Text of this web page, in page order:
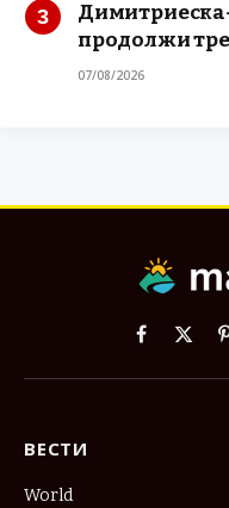
продолжи
07/08/2026
Facebook
X
ВЕСТИ
World